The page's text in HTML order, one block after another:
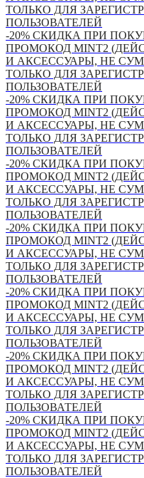
ТОЛЬКО ДЛЯ
ПОЛЬЗОВАТЕЛЕЙ
-20% СКИДКА ПРИ
ПРОМОКОД MINT2
И АКСЕССУАРЫ, НЕ
ТОЛЬКО ДЛЯ
ПОЛЬЗОВАТЕЛЕЙ
-20% СКИДКА ПРИ
ПРОМОКОД MINT2
И АКСЕССУАРЫ, НЕ
ТОЛЬКО ДЛЯ
ПОЛЬЗОВАТЕЛЕЙ
-20% СКИДКА ПРИ
ПРОМОКОД MINT2
И АКСЕССУАРЫ, НЕ
ТОЛЬКО ДЛЯ
ПОЛЬЗОВАТЕЛЕЙ
-20% СКИДКА ПРИ
ПРОМОКОД MINT2
И АКСЕССУАРЫ, НЕ
ТОЛЬКО ДЛЯ
ПОЛЬЗОВАТЕЛЕЙ
-20% СКИДКА ПРИ
ПРОМОКОД MINT2
И АКСЕССУАРЫ, НЕ
ТОЛЬКО ДЛЯ
ПОЛЬЗОВАТЕЛЕЙ
-20% СКИДКА ПРИ
ПРОМОКОД MINT2
И АКСЕССУАРЫ, НЕ
ТОЛЬКО ДЛЯ
ПОЛЬЗОВАТЕЛЕЙ
-20% СКИДКА ПРИ
ПРОМОКОД MINT2
И АКСЕССУАРЫ, НЕ
ТОЛЬКО ДЛЯ
ПОЛЬЗОВАТЕЛЕЙ